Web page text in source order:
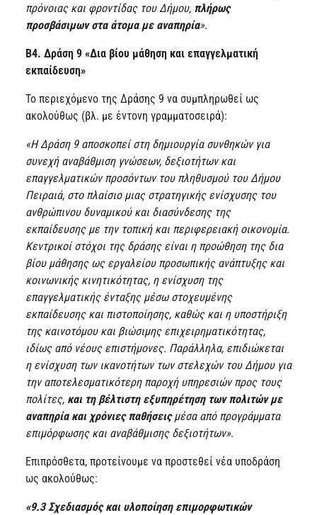
πρόνοιας και φροντίδας του Δήμου, πλήρως
προσβάσιμων στα άτομα με αναπηρία».
Β4. Δράση 9 «Δια βίου μάθηση και επαγγελματική
εκπαίδευση»
Το περιεχόμενο της Δράσης 9 να συμπληρωθεί ως
ακολούθως (βλ. με έντονη γραμματοσειρά):
«Η Δράση 9 αποσκοπεί στη δημιουργία συνθηκών για
συνεχή αναβάθμιση γνώσεων, δεξιοτήτων και
επαγγελματικών προσόντων του πληθυσμού του Δήμου
Πειραιά, στο πλαίσιο μιας στρατηγικής ενίσχυσης του
ανθρώπινου δυναμικού και διασύνδεσης της
εκπαίδευσης με την τοπική και περιφερειακή οικονομία.
Κεντρικοί στόχοι της δράσης είναι η προώθηση της δια
βίου μάθησης ως εργαλείου προσωπικής ανάπτυξης και
κοινωνικής κινητικότητας, η ενίσχυση της
επαγγελματικής ένταξης μέσω στοχευμένης
εκπαίδευσης και πιστοποίησης, καθώς και η υποστήριξη
της καινοτόμου και βιώσιμης επιχειρηματικότητας,
ιδίως από νέους επιστήμονες. Παράλληλα, επιδιώκεται
η ενίσχυση των ικανοτήτων των στελεχών του Δήμου για
την αποτελεσματικότερη παροχή υπηρεσιών προς τους
πολίτες, και τη βέλτιστη εξυπηρέτηση των πολιτών με
αναπηρία και χρόνιες παθήσειςμέσα από προγράμματα
επιμόρφωσης και αναβάθμισης δεξιοτήτων».
Επιπρόσθετα, προτείνουμε να προστεθεί νέα υποδράση
ως ακολούθως:
«9.3 Σχεδιασμός και υλοποίηση επιμορφωτικών